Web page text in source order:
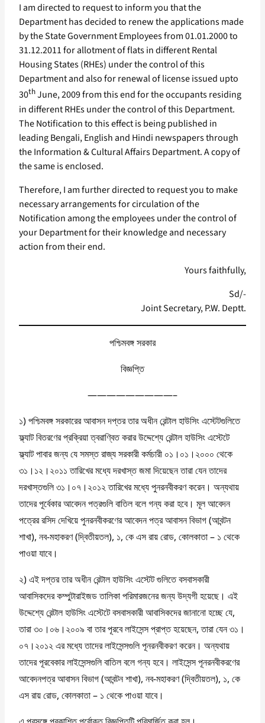
I am directed to request to inform you that the
Department has decided to renew the applications made
by the State Government Employees from 01.01.2000 to
31.12.2011 for allotment of flats in different Rental
Housing States (RHEs) under the control of this
Department and also for renewal of license issued upto
30thJune, 2009 from this end for the occupants residing
in different RHEs under the control of this Department.
The Notification to this effect is being published in
leading Bengali, English and Hindi newspapers through
the Information & Cultural Affairs Department. A copy of
the same is enclosed.
Therefore, I am further directed to request you to make
necessary arrangements for circulation of the
Notification among the employees under the control of
your Department for their knowledge and necessary
action from their end.
Yours faithfully,
Sd/-
Joint Secretary, P.W. Deptt.
পশ্চিমবঙ্গ সরকার
বিজ্ঞপ্তি
—————————–
১) পশ্চিমবঙ্গ সরকারের আবাসন দপ্তর তার অধীন রেন্টাল হাউসিং এস্টেটগুলিতে
ফ্ল্যাট বিতরণের প্রক্রিয়া ত্বরাণ্বিত করার উদ্দেশ্যে রেন্টাল হাউসিং এস্টেটে
ফ্ল্যাট পাবার জন্য যে সমস্ত রাজ্য সরকারী কর্মচারী ০১।০১।২০০০ থেকে
৩১।১২।২০১১ তারিখের মধ্যে দরখাস্ত জমা দিয়েছেন তারা যেন তাদের
দরখাস্তগুলি ৩১।০৭।২০১২ তারিখের মধ্যে পুনরনবীকরণ করেন। অন্যথায়
তাদের পূর্বেকার আবেদন পত্রগুলি বাতিল বলে গন্য করা হবে। মূল আবেদন
পত্রের রসিদ দেখিয়ে পুনরনবীকরণের আবেদন পত্র আবাসন বিভাগ (আবন্টন
শাখা), নব-মহাকরণ (দ্বিতীয়তল), ১, কে এস রায় রোড, কোলকাতা – ১ থেকে
পাওয়া যাবে।
২) এই দপ্তর তার অধীন রেন্টাল হাউসিং এস্টেট গুলিতে বসবাসকারী
আবাসিকদের কম্পুটারাইজড তালিকা পরিমারজনের জন্য উদ্যগী হয়েছে। এই
উদ্দেশ্যে রেন্টাল হাউসিং এস্টেটে বসবাসকারী আবাসিকদের জানানো হচ্ছে যে,
তারা ৩০।০৬।২০০৯ বা তার পূরবে লাইসেন্স প্রাপ্ত হয়েছেন, তারা যেন ৩১।
০৭।২০১২ এর মধ্যে তাদের লাইসেন্সগুলি পূনরনবীকরণ করেন। অন্যথায়
তাদের পূরবেকার লাইসেন্সগুলি বাতিল বলে গন্য হবে। লাইসেন্স পূনরনবীকরণের
আবেদনপত্র আবাসন বিভাগ (আবন্টন শাখা), নব-মহাকরণ (দ্বিতীয়তল), ১, কে
এস রায় রোড, কোলকাতা – ১ থেকে পাওয়া যাবে।